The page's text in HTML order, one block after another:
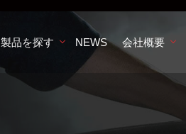
製品を探す NEWS 会社概要